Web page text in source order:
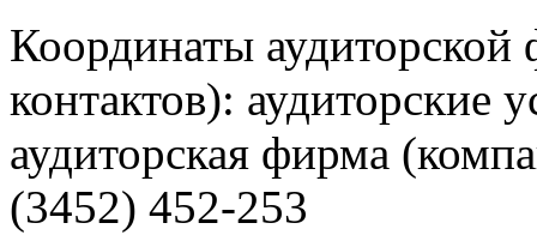
Координаты
контактов): аудиторские
аудиторская фирма
(3452) 452-253